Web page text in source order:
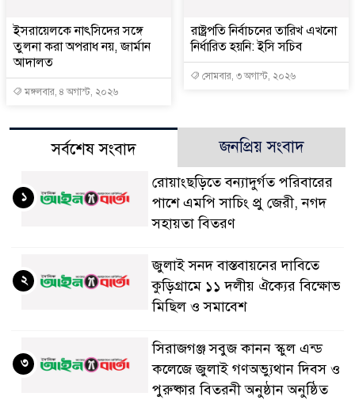
ইসরায়েলকে নাৎসিদের সঙ্গে
তুলনা করা অপরাধ নয়, জার্মান
আদালত
মঙ্গলবার, ৪ অগাস্ট, ২০২৬
রাষ্ট্রপতি নির্বাচনের তারিখ এখনো
নির্ধারিত হয়নি: ইসি সচিব
সোমবার, ৩ অগাস্ট, ২০২৬
সর্বশেষ সংবাদ জনপ্রিয় সংবাদ
রোয়াংছড়িতে বন্যাদুর্গত পরিবারের
পাশে এমপি সাচিং প্রু জেরী, নগদ
সহায়তা বিতরণ
১
জুলাই সনদ বাস্তবায়নের দাবিতে
কুড়িগ্রামে ১১ দলীয় ঐক্যের বিক্ষোভ
মিছিল ও সমাবেশ
২
সিরাজগঞ্জ সবুজ কানন স্কুল এন্ড
কলেজে জুলাই গণঅভ্যুথান দিবস ও
পুরুষ্কার বিতরনী অনুষ্ঠান অনুষ্ঠিত
৩